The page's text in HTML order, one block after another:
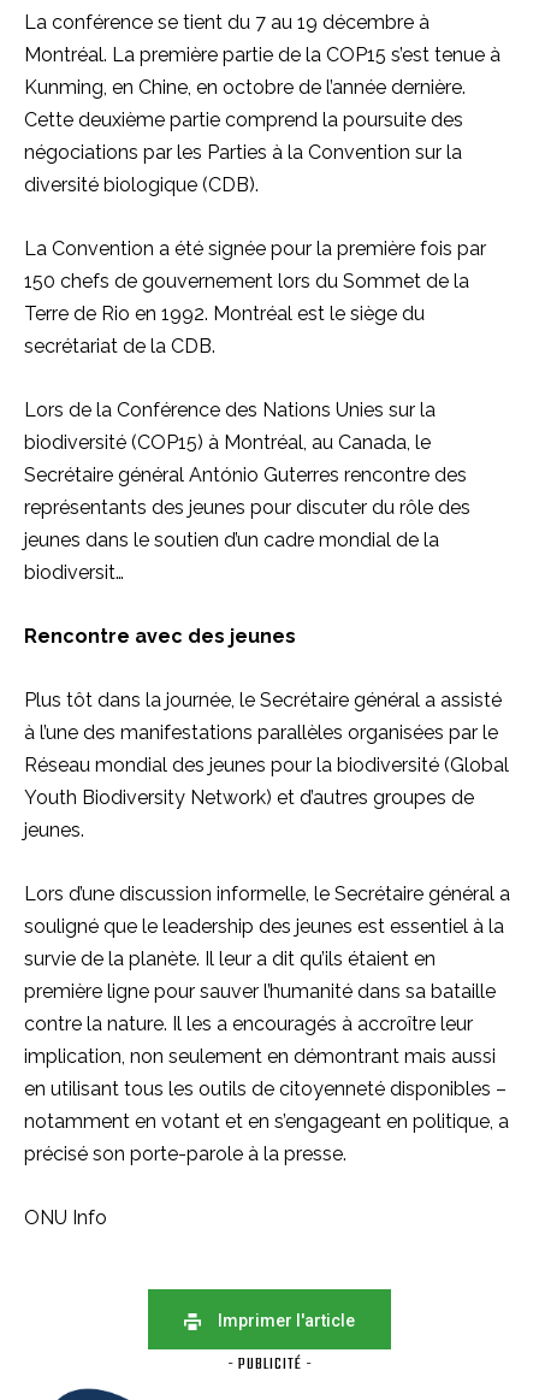
La conférence se tient du 7 au 19 décembre à
Montréal. La première partie de la COP15 s’est tenue à
Kunming, en Chine, en octobre de l’année dernière.
Cette deuxième partie comprend la poursuite des
négociations par les Parties à la Convention sur la
diversité biologique (CDB).
La Convention a été signée pour la première fois par
150 chefs de gouvernement lors du Sommet de la
Terre de Rio en 1992. Montréal est le siège du
secrétariat de la CDB.
Lors de la Conférence des Nations Unies sur la
biodiversité (COP15) à Montréal, au Canada, le
Secrétaire général António Guterres rencontre des
représentants des jeunes pour discuter du rôle des
jeunes dans le soutien d’un cadre mondial de la
biodiversit…
Rencontre avec des jeunes
Plus tôt dans la journée, le Secrétaire général a assisté
à l’une des manifestations parallèles organisées par le
Réseau mondial des jeunes pour la biodiversité (Global
Youth Biodiversity Network) et d’autres groupes de
jeunes.
Lors d’une discussion informelle, le Secrétaire général a
souligné que le leadership des jeunes est essentiel à la
survie de la planète. Il leur a dit qu’ils étaient en
première ligne pour sauver l’humanité dans sa bataille
contre la nature. Il les a encouragés à accroître leur
implication, non seulement en démontrant mais aussi
en utilisant tous les outils de citoyenneté disponibles –
notamment en votant et en s’engageant en politique, a
précisé son porte-parole à la presse.
ONU Info
Imprimer l'article
- PUBLICITÉ -